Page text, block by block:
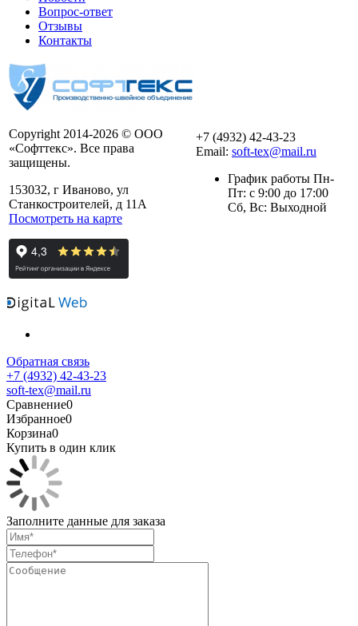
Вопрос-ответ
Отзывы
Контакты
Copyright 2014-2026 © ООО
«Софттекс». Все права
защищены.
153032, г Иваново, ул
Станкостроителей, д 11А
Посмотреть на карте
+7 (4932) 42-43-23
Email: soft-tex@mail.ru
График работы Пн-
Пт: с 9:00 до 17:00
Сб, Вс: Выходной
Обратная связь
+7 (4932) 42-43-23
soft-tex@mail.ru
Сравнение0
Избранное0
Корзина0
Купить в один клик
Заполните данные для заказа